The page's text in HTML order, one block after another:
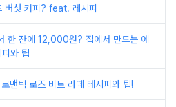
버섯 커피? feat. 레시피
한 잔에 12,000원? 집에서 만드는 에
와 팁
맨틱 로즈 비트 라떼 레시피와 팁!